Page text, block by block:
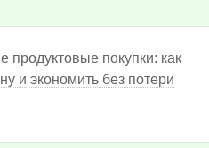
продуктовые покупки: как
и экономить без потери